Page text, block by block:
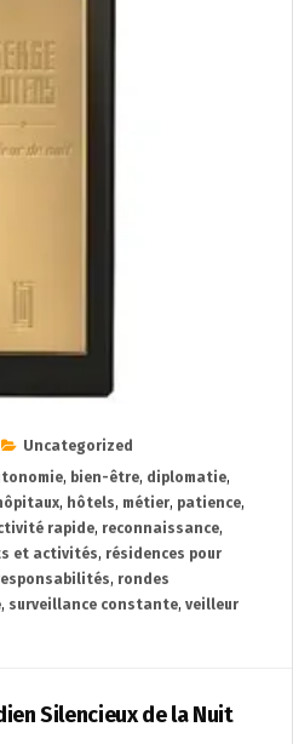
Uncategorized
, bien-être, diplomatie,
, hôtels, métier, patience,
rapide, reconnaissance,
et activités, résidences pour
, rondes
, surveillance constante, veilleur
Silencieux de la Nuit